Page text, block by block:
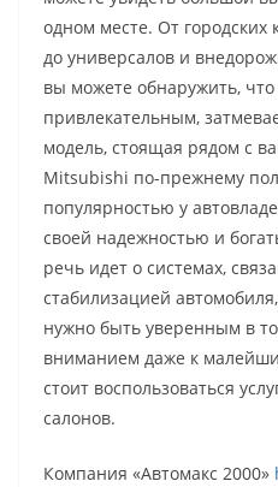
одном месте. От городских
до универсалов и
вы можете обнаружить,
привлекательным,
модель, стоящая рядом с
Mitsubishi по-прежнему
популярностью у
своей надежностью и
речь идет о системах,
стабилизацией
нужно быть уверенным в
вниманием даже к
стоит воспользоваться
салонов.
Компания «Автомакс 2000»